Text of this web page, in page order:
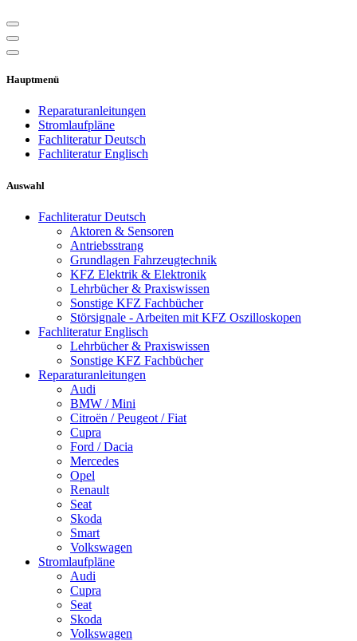
Hauptmenü
Reparaturanleitungen
Stromlaufpläne
Fachliteratur Deutsch
Fachliteratur Englisch
Auswahl
Fachliteratur Deutsch
Aktoren & Sensoren
Antriebsstrang
Grundlagen Fahrzeugtechnik
KFZ Elektrik & Elektronik
Lehrbücher & Praxiswissen
Sonstige KFZ Fachbücher
Störsignale - Arbeiten mit KFZ Oszilloskopen
Fachliteratur Englisch
Lehrbücher & Praxiswissen
Sonstige KFZ Fachbücher
Reparaturanleitungen
Audi
BMW / Mini
Citroën / Peugeot / Fiat
Cupra
Ford / Dacia
Mercedes
Opel
Renault
Seat
Skoda
Smart
Volkswagen
Stromlaufpläne
Audi
Cupra
Seat
Skoda
Volkswagen